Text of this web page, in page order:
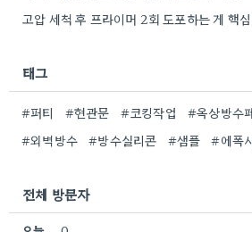
태그
#퍼티 #현관문 #코킹작업 #옥상방수
#외벽방수
#방수실리콘 #샘플 #에폭
전체 방문자